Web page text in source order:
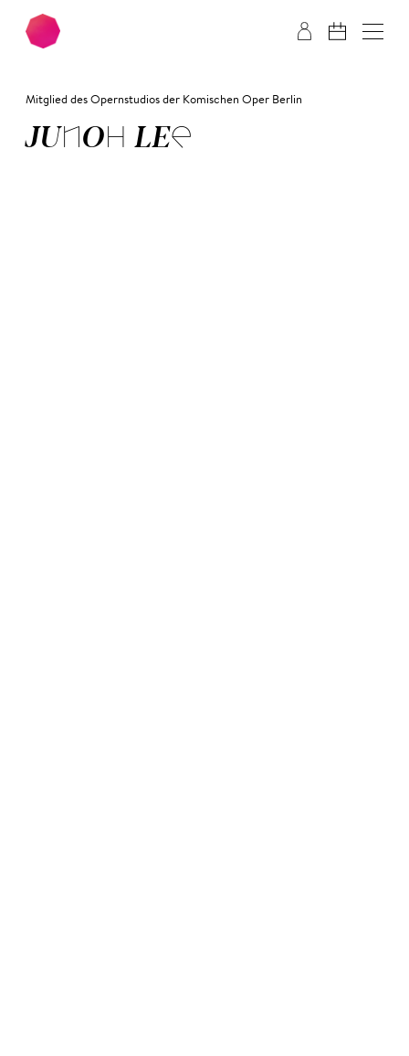
Zum Hauptinhalt springen Zum Footer springen
Mitglied des Opernstudios der Komischen Oper Berlin
JUN­OH LEE­